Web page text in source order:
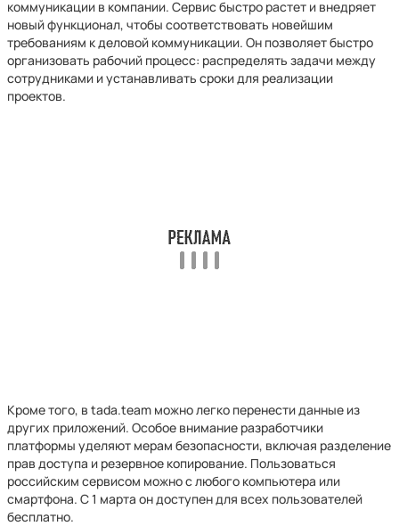
коммуникации в компании. Сервис быстро растет и внедряет
новый функционал, чтобы соответствовать новейшим
требованиям к деловой коммуникации. Он позволяет быстро
организовать рабочий процесс: распределять задачи между
сотрудниками и устанавливать сроки для реализации
проектов.
Кроме того, в tada.team можно легко перенести данные из
других приложений. Особое внимание разработчики
платформы уделяют мерам безопасности, включая разделение
прав доступа и резервное копирование. Пользоваться
российским сервисом можно с любого компьютера или
смартфона. С 1 марта он доступен для всех пользователей
бесплатно.